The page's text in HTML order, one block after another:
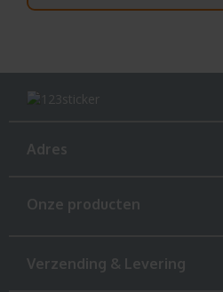
Adres
Onze producten
Verzending & Levering